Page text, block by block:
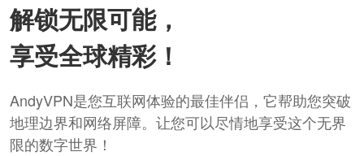
解锁无限可能，
享受全球精彩！
AndyVPN是您互联网体验的最佳伴侣，它帮助您突破
地理边界和网络屏障。让您可以尽情地享受这个无界
限的数字世界！